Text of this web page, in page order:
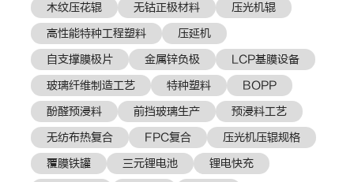
木纹压花辊
无钴正极材料
压光机辊
高性能特种工程塑料
压延机
自支撑膜极片
金属锌负极
LCP基膜设备
玻璃纤维制造工艺
特种塑料
BOPP
酚醛预浸料
前挡玻璃生产
预浸料工艺
无纺布热复合
FPC复合
压光机压辊规格
覆膜铁罐
三元锂电池
锂电快充